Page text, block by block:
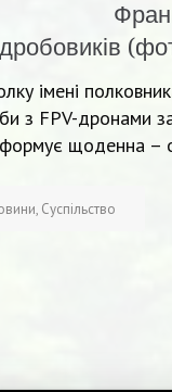
імені
з FPV-дронами
щоденна –
, Суспільство